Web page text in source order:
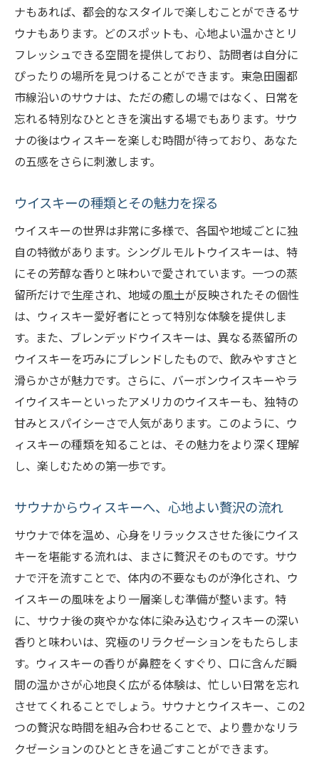
田園都市線沿いのおすすめ隠れ家サウナ
サウナでリフレッシュした後のウィスキー
タイム
田園都市線で見つける癒しのサウナスポッ
ト
サウナの後に楽しむ隠れ家ウィスキー体験
隠れ家サウナで心身を癒す贅沢な時間
新発見
サウナの後に嗜む特別なウィスキーのひととき
サウナでの癒しの後に特別なウィスキーを
ウィスキーの奥深さをサウナ後に楽しむ
サウナ後に最適なウィスキーの選び方
特別なウィスキーでサウナ後の余韻を味わ
う
サウナと共に楽しむウィスキーの魅惑
サウナ後のウィスキーがもたらす至福のひ
ととき
東急田園都市線で見つける至福のサウナ時間
田園都市線のサウナで至福の時間を過ごす
東急田園都市線沿いのサウナ体験を深掘り
サウナとウィスキーで心身をリセット
田園都市線でのサウナ巡りとウィスキーペ
アリング
サウナでの至福の時間をウィスキーで締め
くくる
心と体を癒すサウナとウィスキーの組み合わせ
サウナで心を癒し、ウィスキーで体を満た
す
ウィスキーが引き立つサウナの温もり
サウナとウィスキーの絶妙なハーモニー
ナもあれば、都会的なスタイルで楽しむことができるサ
ウナもあります。どのスポットも、心地よい温かさとリ
フレッシュできる空間を提供しており、訪問者は自分に
ぴったりの場所を見つけることができます。東急田園都
市線沿いのサウナは、ただの癒しの場ではなく、日常を
忘れる特別なひとときを演出する場でもあります。サウ
ナの後はウィスキーを楽しむ時間が待っており、あなた
の五感をさらに刺激します。
ウイスキーの種類とその魅力を探る
ウイスキーの世界は非常に多様で、各国や地域ごとに独
自の特徴があります。シングルモルトウイスキーは、特
にその芳醇な香りと味わいで愛されています。一つの蒸
留所だけで生産され、地域の風土が反映されたその個性
は、ウィスキー愛好者にとって特別な体験を提供しま
す。また、ブレンデッドウイスキーは、異なる蒸留所の
ウイスキーを巧みにブレンドしたもので、飲みやすさと
滑らかさが魅力です。さらに、バーボンウイスキーやラ
イウイスキーといったアメリカのウイスキーも、独特の
甘みとスパイシーさで人気があります。このように、ウ
ィスキーの種類を知ることは、その魅力をより深く理解
し、楽しむための第一歩です。
サウナからウィスキーへ、心地よい贅沢の流れ
サウナで体を温め、心身をリラックスさせた後にウイス
キーを堪能する流れは、まさに贅沢そのものです。サウ
ナで汗を流すことで、体内の不要なものが浄化され、ウ
イスキーの風味をより一層楽しむ準備が整います。特
に、サウナ後の爽やかな体に染み込むウィスキーの深い
香りと味わいは、究極のリラクゼーションをもたらしま
す。ウィスキーの香りが鼻腔をくすぐり、口に含んだ瞬
間の温かさが心地良く広がる体験は、忙しい日常を忘れ
させてくれることでしょう。サウナとウイスキー、この2
つの贅沢な時間を組み合わせることで、より豊かなリラ
クゼーションのひとときを過ごすことができます。